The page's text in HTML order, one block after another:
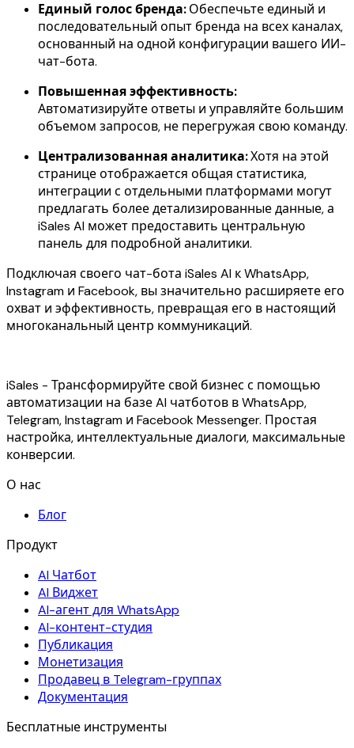
Единый голос бренда:Обеспечьте единый и
последовательный опыт бренда на всех каналах,
основанный на одной конфигурации вашего ИИ-
чат-бота.
Повышенная эффективность:
Автоматизируйте ответы и управляйте большим
объемом запросов, не перегружая свою команду.
Централизованная аналитика:Хотя на этой
странице отображается общая статистика,
интеграции с отдельными платформами могут
предлагать более детализированные данные, а
iSales AI может предоставить центральную
панель для подробной аналитики.
Подключая своего чат-бота iSales AI к WhatsApp,
Instagram и Facebook, вы значительно расширяете его
охват и эффективность, превращая его в настоящий
многоканальный центр коммуникаций.
iSales - Трансформируйте свой бизнес с помощью
автоматизации на базе AI чатботов в WhatsApp,
Telegram, Instagram и Facebook Messenger. Простая
настройка, интеллектуальные диалоги, максимальные
конверсии.
О нас
Блог
Продукт
AI Чатбот
AI Виджет
AI-агент для WhatsApp
AI-контент-студия
Публикация
Монетизация
Продавец в Telegram-группах
Документация
Бесплатные инструменты